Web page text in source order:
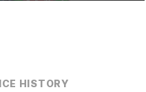
HISTORY